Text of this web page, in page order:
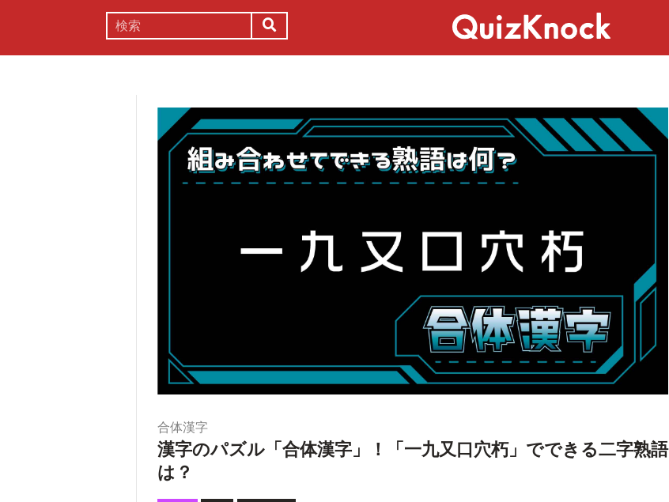
合体漢字
漢字のパズル「合体漢字」！「一九又口穴朽」でできる二字熟語
は？